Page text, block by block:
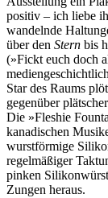
positiv – ich liebe
wandelnde
über den Stern bis
(»Fickt euch doch
Star des Raums
gegenüber
Die »Fleshie
kanadischen
wurstförmige
regelmäßiger
pinken
Zungen heraus.